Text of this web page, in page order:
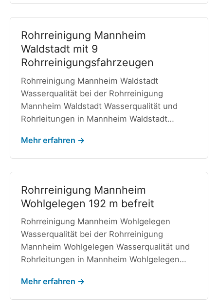
Rohrreinigung Mannheim
Waldstadt mit 9
Rohrreinigungsfahrzeugen
Rohrreinigung Mannheim Waldstadt
Wasserqualität bei der Rohrreinigung
Mannheim Waldstadt Wasserqualität und
Rohrleitungen in Mannheim Waldstadt…
Mehr erfahren →
Rohrreinigung Mannheim
Wohlgelegen 192 m befreit
Rohrreinigung Mannheim Wohlgelegen
Wasserqualität bei der Rohrreinigung
Mannheim Wohlgelegen Wasserqualität und
Rohrleitungen in Mannheim Wohlgelegen…
Mehr erfahren →